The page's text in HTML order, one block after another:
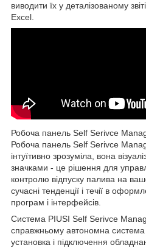
виводити їх у деталізованому
Excel.
Робоча панель Self Serivce
Робоча панель Self Serivce
інтуїтивно зрозуміла, вона
значками - це рішення для
контролю відпуску палива на
сучасні тенденції і течії в
програм і інтерфейсів.
Система PIUSI Self Serivce
справжньому автономна система
установка і підключення